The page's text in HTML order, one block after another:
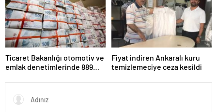
Ticaret Bakanlığı otomotiv ve
emlak denetimlerinde 889
Fiyat indiren Ankaralı kuru
temizlemeciye ceza kesildi